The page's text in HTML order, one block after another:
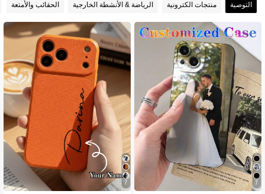
4.88 54K متابعون
4.88 54K متابعون
54K متابعون
4.88 54K متابعون
التوصية منتجات الكترونية الرياضة & الأنشطة الخارجية الحقائب والأمتعة
7
7